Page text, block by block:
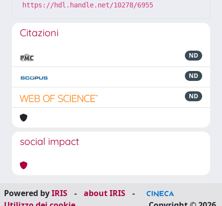
https://hdl.handle.net/10278/6955
Citazioni
ND
ND
ND
social impact
Powered byIRIS - about IRIS
-